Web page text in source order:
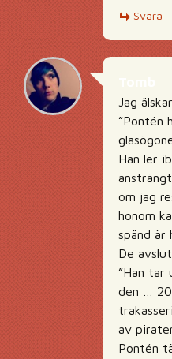
Svara
Jag
”Pontén
Han ler
om jag
honom
spänd är
De
”Han tar
den …
av
Pontén